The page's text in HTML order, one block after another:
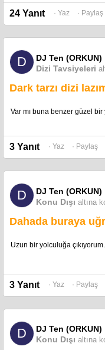
24 Yanıt · Yaz · Paylaş
D
DJ Ten (ORKUN)
Dizi Tavsiyeleri
Dark tarzı dizi
Var mı buna benzer güzel bir
3 Yanıt · Yaz · Paylaş
D
DJ Ten (ORKUN)
Konu Dışı altına
Dahada buraya
Uzun bir yolculuğa
3 Yanıt · Yaz · Paylaş
D
DJ Ten (ORKUN)
Konu Dışı altına